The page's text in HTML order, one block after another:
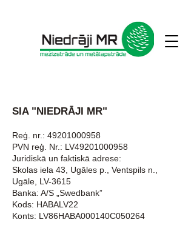
SIA "NIEDRĀJI MR"
Reģ. nr.: 49201000958
PVN reģ. Nr.: LV49201000958
Juridiskā un faktiskā adrese:
Skolas iela 43, Ugāles p., Ventspils n.,
Ugāle, LV-3615
Banka: A/S „Swedbank”
Kods: HABALV22
Konts: LV86HABA000140C050264